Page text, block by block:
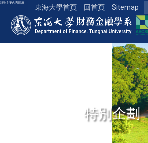
跳到主要內容區塊
東海大學首頁 回首頁 Sitemap
東海大學logo
特別企劃